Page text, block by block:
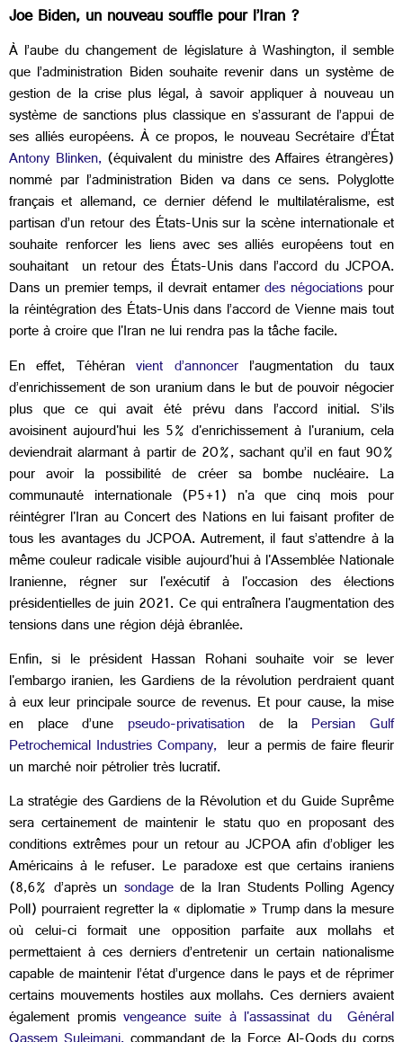
Joe Biden, un nouveau souffle pour l’Iran ?
À l’aube du changement de législature à Washington, il semble
que l’administration Biden souhaite revenir dans un système de
gestion de la crise plus légal, à savoir appliquer à nouveau un
système de sanctions plus classique en s’assurant de l’appui de
ses alliés européens. À ce propos, le nouveau Secrétaire d’État
Antony Blinken, (équivalent du ministre des Affaires étrangères)
nommé par l’administration Biden va dans ce sens. Polyglotte
français et allemand, ce dernier défend le multilatéralisme, est
partisan d’un retour des États-Unis sur la scène internationale et
souhaite renforcer les liens avec ses alliés européens tout en
souhaitant un retour des États-Unis dans l’accord du JCPOA.
Dans un premier temps, il devrait entamerdes négociations pour
la réintégration des États-Unis dans l’accord de Vienne mais tout
porte à croire que l'Iran ne lui rendra pas la tâche facile.
En effet, Téhéranvient d’annoncerl’augmentation du taux
d’enrichissement de son uranium dans le but de pouvoir négocier
plus que ce qui avait été prévu dans l’accord initial. S’ils
avoisinent aujourd'hui les 5% d'enrichissement à l'uranium, cela
deviendrait alarmant à partir de 20%, sachant qu’il en faut 90%
pour avoir la possibilité de créer sa bombe nucléaire. La
communauté internationale (P5+1) n'a que cinq mois pour
réintégrer l'Iran au Concert des Nations en lui faisant profiter de
tous les avantages du JCPOA. Autrement, il faut s’attendre à la
même couleur radicale visible aujourd'hui à l'Assemblée Nationale
Iranienne, régner sur l'exécutif à l'occasion des élections
présidentielles de juin 2021. Ce qui entraînera l'augmentation des
tensions dans une région déjà ébranlée.
Enfin, si le président Hassan Rohani souhaite voir se lever
l'embargo iranien, les Gardiens de la révolution perdraient quant
à eux leur principale source de revenus. Et pour cause, la mise
en place d’une pseudo-privatisation de la Persian Gulf
Petrochemical Industries Company, leur a permis de faire fleurir
un marché noir pétrolier très lucratif.
La stratégie des Gardiens de la Révolution et du Guide Suprême
sera certainement de maintenir le statu quo en proposant des
conditions extrêmes pour un retour au JCPOA afin d’obliger les
Américains à le refuser. Le paradoxe est que certains iraniens
(8,6% d’après un sondagede la Iran Students Polling Agency
Poll) pourraient regretter la « diplomatie » Trump dans la mesure
où celui-ci formait une opposition parfaite aux mollahs et
permettaient à ces derniers d’entretenir un certain nationalisme
capable de maintenir l’état d’urgence dans le pays et de réprimer
certains mouvements hostiles aux mollahs. Ces derniers avaient
également promisvengeance suite à l'assassinat du Général